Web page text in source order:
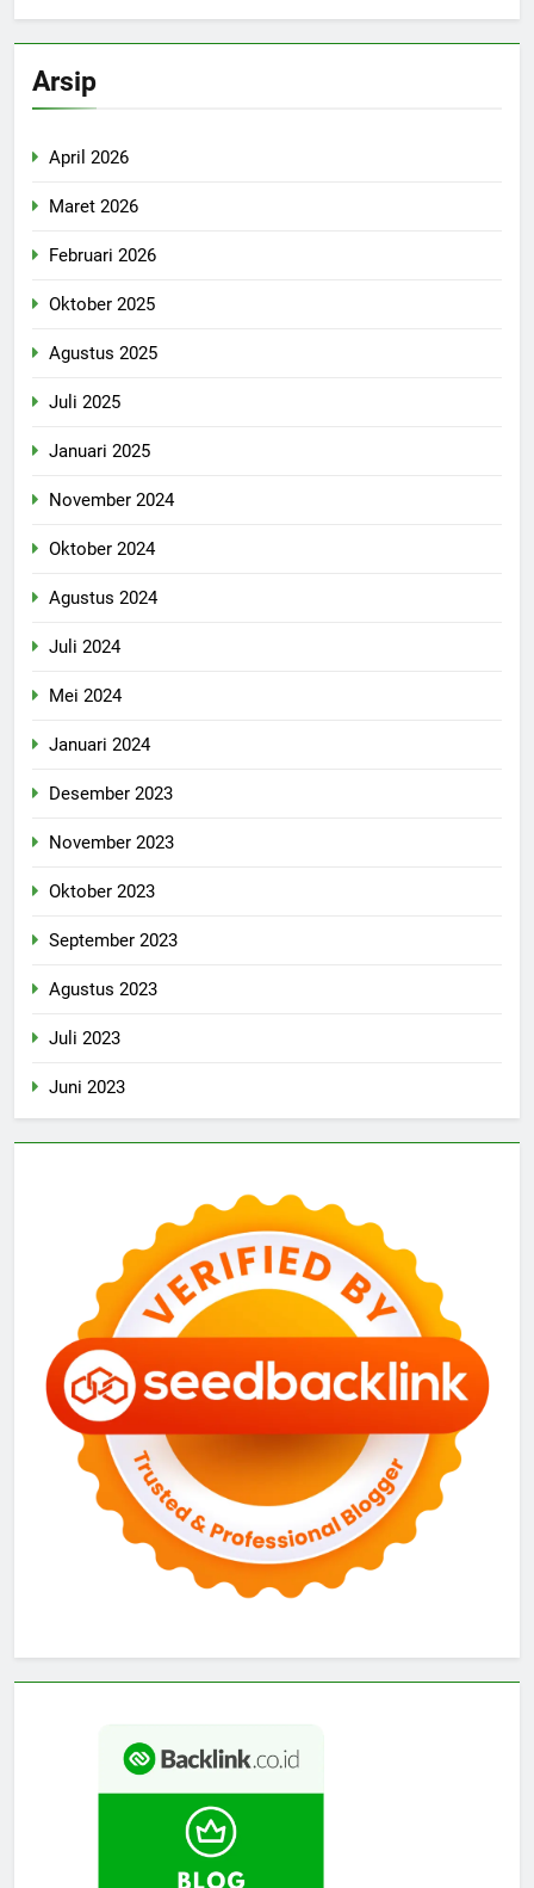
Arsip
April 2026
Maret 2026
Februari 2026
Oktober 2025
Agustus 2025
Juli 2025
Januari 2025
November 2024
Oktober 2024
Agustus 2024
Juli 2024
Mei 2024
Januari 2024
Desember 2023
November 2023
Oktober 2023
September 2023
Agustus 2023
Juli 2023
Juni 2023